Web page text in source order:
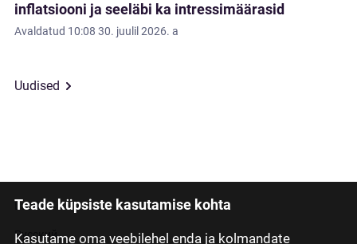
Teade küpsiste kasutamise kohta
Kasutame oma veebilehel enda ja kolmandate
inflatsiooni ja seeläbi ka intressimäärasid
Avaldatud 10:08 30. juulil 2026. a
Uudised
Latviski
Русский